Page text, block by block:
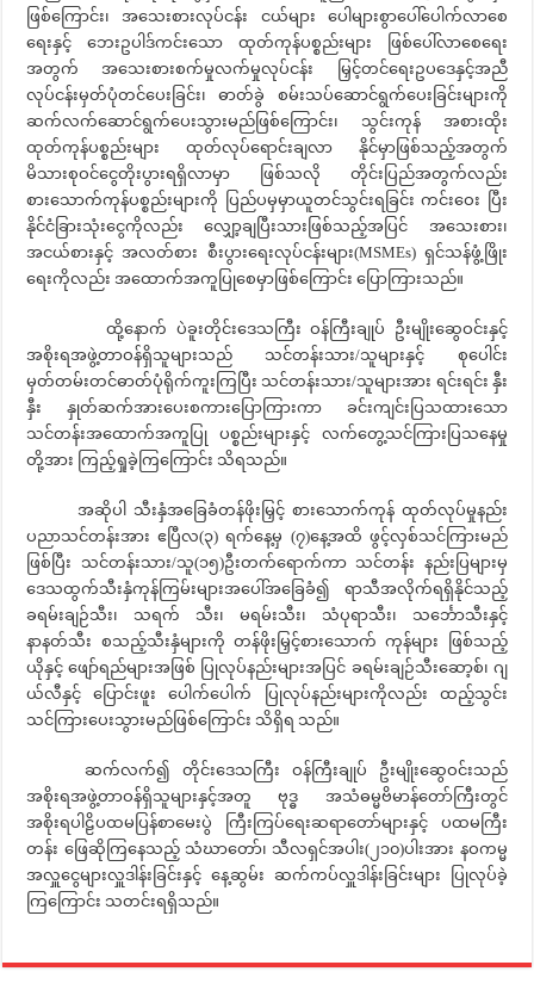
ဖြစ်ကြောင်း၊ အသေးစားလုပ်ငန်း ငယ်များ ပေါများစွာပေါ်ပေါက်လာစေ
ရေးနှင့် ဘေးဥပါဒ်ကင်းသော ထုတ်ကုန်ပစ္စည်းများ ဖြစ်ပေါ်လာစေရေး
အတွက် အသေးစားစက်မှုလက်မှုလုပ်ငန်း မြှင့်တင်ရေးဥပဒေနှင့်အညီ
လုပ်ငန်းမှတ်ပုံတင်ပေးခြင်း၊ ဓာတ်ခွဲ စမ်းသပ်ဆောင်ရွက်ပေးခြင်းများကို
ဆက်လက်ဆောင်ရွက်ပေးသွားမည်ဖြစ်ကြောင်း၊ သွင်းကုန် အစားထိုး
ထုတ်ကုန်ပစ္စည်းများ ထုတ်လုပ်ရောင်းချလာ နိုင်မှာဖြစ်သည့်အတွက်
မိသားစုဝင်ငွေတိုးပွားရရှိလာမှာ ဖြစ်သလို တိုင်းပြည်အတွက်လည်း
စားသောက်ကုန်ပစ္စည်းများကို ပြည်ပမှမှာယူတင်သွင်းရခြင်း ကင်းဝေး ပြီး
နိုင်ငံခြားသုံးငွေကိုလည်း လျှော့ချပြီးသားဖြစ်သည့်အပြင် အသေးစား၊
အငယ်စားနှင့် အလတ်စား စီးပွားရေးလုပ်ငန်းများ(MSMEs) ရှင်သန်ဖွံ့ဖြိုး
ရေးကိုလည်း အထောက်အကူပြုစေမှာဖြစ်ကြောင်း ပြောကြားသည်။
ထို့နောက် ပဲခူးတိုင်းဒေသကြီး ဝန်ကြီးချုပ် ဦးမျိုးဆွေဝင်းနှင့်
အစိုးရအဖွဲ့တာဝန်ရှိသူများသည် သင်တန်းသား/သူများနှင့် စုပေါင်း
မှတ်တမ်းတင်ဓာတ်ပုံရိုက်ကူးကြပြီး သင်တန်းသား/သူများအား ရင်းရင်း နှီး
နှီး နှုတ်ဆက်အားပေးစကားပြောကြားကာ ခင်းကျင်းပြသထားသော
သင်တန်းအထောက်အကူပြု ပစ္စည်းများနှင့် လက်တွေ့သင်ကြားပြသနေမှု
တို့အား ကြည့်ရှုခဲ့ကြကြောင်း သိရသည်။
အဆိုပါ သီးနှံအခြေခံတန်ဖိုးမြှင့် စားသောက်ကုန် ထုတ်လုပ်မှုနည်း
ပညာသင်တန်းအား ဧပြီလ(၃) ရက်နေ့မှ (၇)နေ့အထိ ဖွင့်လှစ်သင်ကြားမည်
ဖြစ်ပြီး သင်တန်းသား/သူ(၁၅)ဦးတက်ရောက်ကာ သင်တန်း နည်းပြများမှ
ဒေသထွက်သီးနှံကုန်ကြမ်းများအပေါ်အခြေခံ၍ ရာသီအလိုက်ရရှိနိုင်သည့်
ခရမ်းချဉ်သီး၊ သရက် သီး၊ မရမ်းသီး၊ သံပုရာသီး၊ သင်္ဘောသီးနှင့်
နာနတ်သီး စသည့်သီးနှံများကို တန်ဖိုးမြှင့်စားသောက် ကုန်များ ဖြစ်သည့်
ယိုနှင့် ဖျော်ရည်များအဖြစ် ပြုလုပ်နည်းများအပြင် ခရမ်းချဉ်သီးဆော့စ်၊ ဂျ
ယ်လီနှင့် ပြောင်းဖူး ပေါက်ပေါက် ပြုလုပ်နည်းများကိုလည်း ထည့်သွင်း
သင်ကြားပေးသွားမည်ဖြစ်ကြောင်း သိရှိရ သည်။
ဆက်လက်၍ တိုင်းဒေသကြီး ဝန်ကြီးချုပ် ဦးမျိုးဆွေဝင်းသည်
အစိုးရအဖွဲ့တာဝန်ရှိသူများနှင့်အတူ ဗုဒ္ဓ အသံဓမ္မဗိမာန်တော်ကြီးတွင်
အစိုးရပါဠိပထမပြန်စာမေးပွဲ ကြီးကြပ်‌ရေးဆရာတော်များနှင့် ပထမကြီး
တန်း ဖြေဆိုကြနေသည့် သံဃာတော်၊ သီလရှင်အပါး(၂၁၀)ပါးအား နဝကမ္မ
အလှူငွေများလှူဒါန်းခြင်းနှင့် နေ့ဆွမ်း ဆက်ကပ်လှူဒါန်းခြင်းများ ပြုလုပ်ခဲ့
ကြကြောင်း သတင်းရရှိသည်။